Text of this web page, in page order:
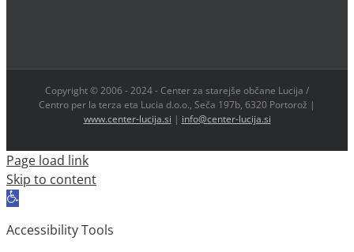
Copyright © 2006 - 2024 - Center za starejše občane Lucija /
Centro per la terza eta Lucia d.o.o., Seča 197b, 6320 Portorož |
www.center-lucija.si | info@center-lucija.si
Page load link
Skip to content
Open
Accessibility Tools